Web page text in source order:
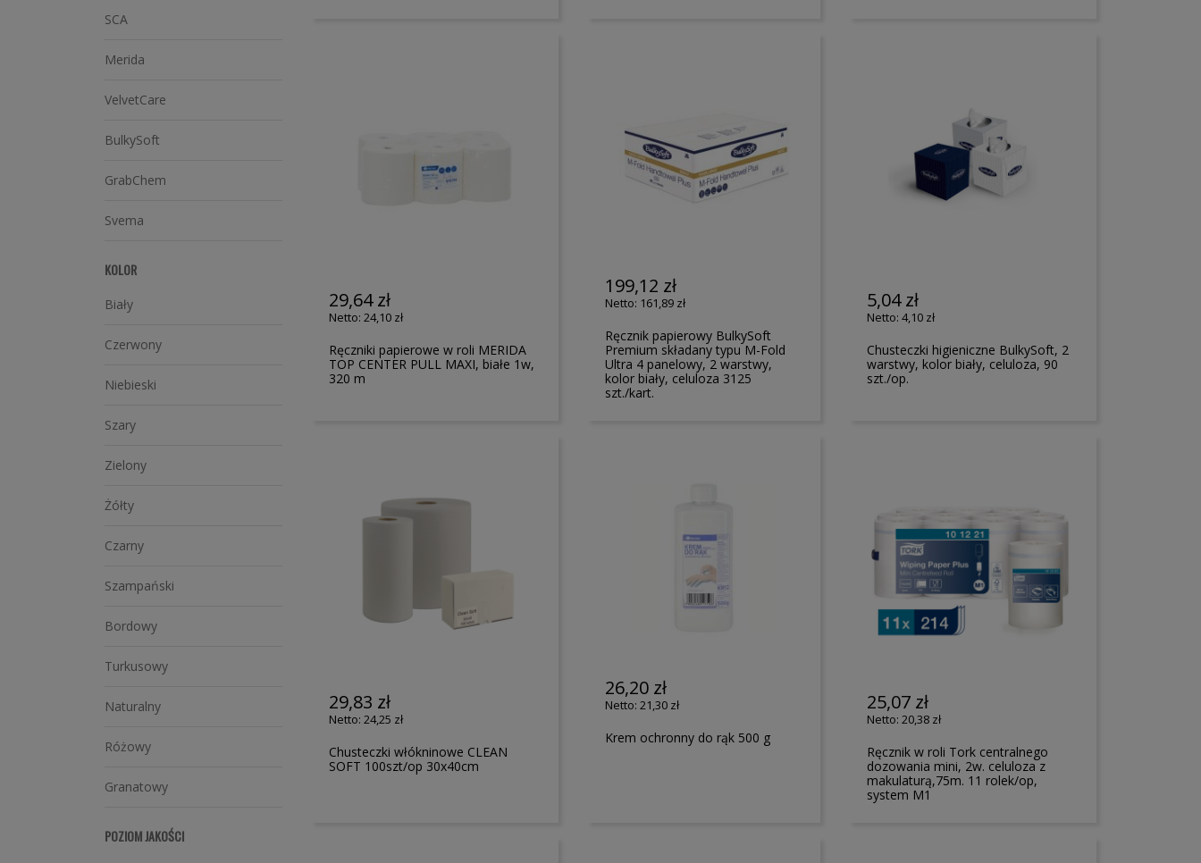
29,64 zł
24,10 zł
Ręczniki papierowe w roli MERIDA
TOP CENTER PULL MAXI, białe 1w,
320 m
199,12 zł
161,89 zł
Ręcznik papierowy BulkySoft
Premium składany typu M-Fold
Ultra 4 panelowy, 2 warstwy,
kolor biały, celuloza 3125
szt./kart.
5,04 zł
4,10 zł
Chusteczki higieniczne BulkySoft, 2
warstwy, kolor biały, celuloza, 90
szt./op.
29,83 zł
24,25 zł
Chusteczki włókninowe CLEAN
SOFT 100szt/op 30x40cm
26,20 zł
21,30 zł
Krem ochronny do rąk 500 g
25,07 zł
20,38 zł
Ręcznik w roli Tork centralnego
dozowania mini, 2w. celuloza z
makulaturą,75m. 11 rolek/op,
system M1
SCA
Merida
VelvetCare
BulkySoft
GrabChem
Svema
KOLOR
Biały
Czerwony
Niebieski
Szary
Zielony
Żółty
Czarny
Szampański
Bordowy
Turkusowy
Naturalny
Różowy
Granatowy
POZIOM JAKOŚCI